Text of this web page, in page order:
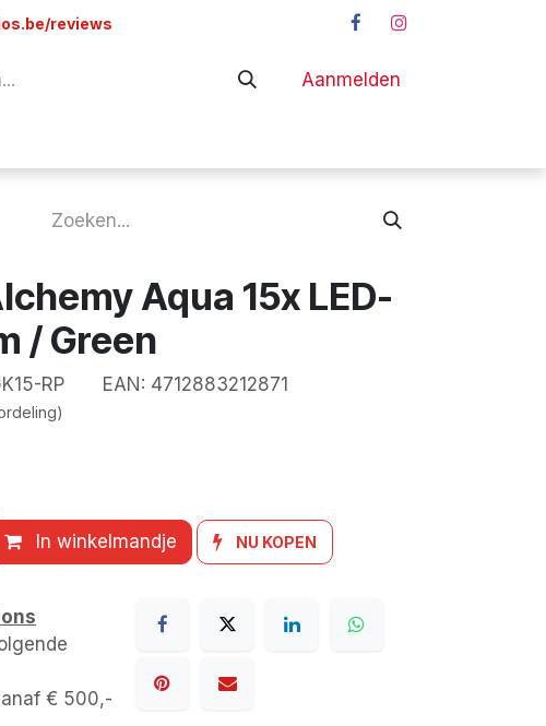
reviews
Aanmelden
Aqua 15x LED-
/ Green
RP EAN: 4712883212871
In winkelmandje NU KOPEN
€ 500,-